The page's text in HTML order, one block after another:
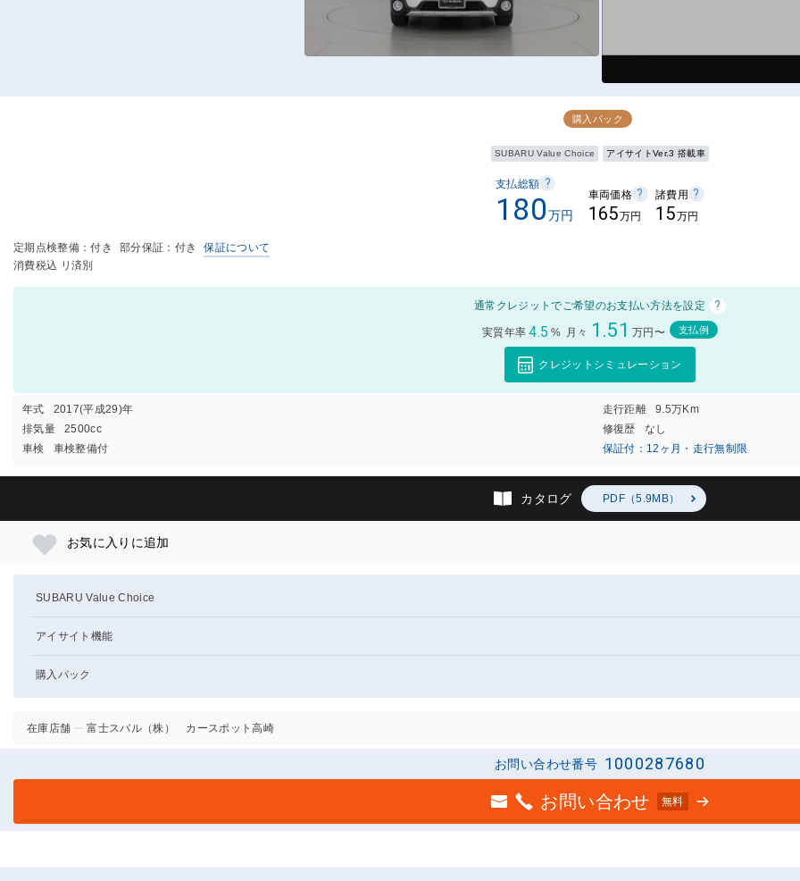
購入パック
SUBARU Value Choice アイサイトVer.3 搭載車
支払総額 ?
180万円
車両価格 ?
165万円
諸費用 ?
15万円
定期点検整備：付き 部分保証：付き
保証について
消費税込 リ済別
通常クレジットでご希望のお支払い方法を設定 ?
実質年率 4.5 % 月々 1.51 万円〜 支払例
クレジットシミュレーション
年式 2017(平成29)年 走行距離
9.5万Km
排気量
2500cc 修復歴
なし
車検
車検整備付 保証付：12ヶ月・走行無制限
カタログ PDF（5.9MB）
お気に入りに追加
SUBARU Value Choice
アイサイト機能
購入パック
在庫店舗 富士スバル（株） カースポット高崎
お問い合わせ番号 1000287680
お問い合わせ 無料